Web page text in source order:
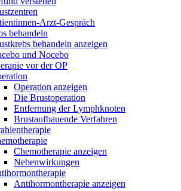
Arzt-Gespräch
behandeln
behandeln anzeigen
und Nocebo
vor der OP
Operation anzeigen
Die Brustoperation
Entfernung der Lymphknoten
Brustaufbauende Verfahren
Chemotherapie anzeigen
Nebenwirkungen
Antihormontherapie anzeigen